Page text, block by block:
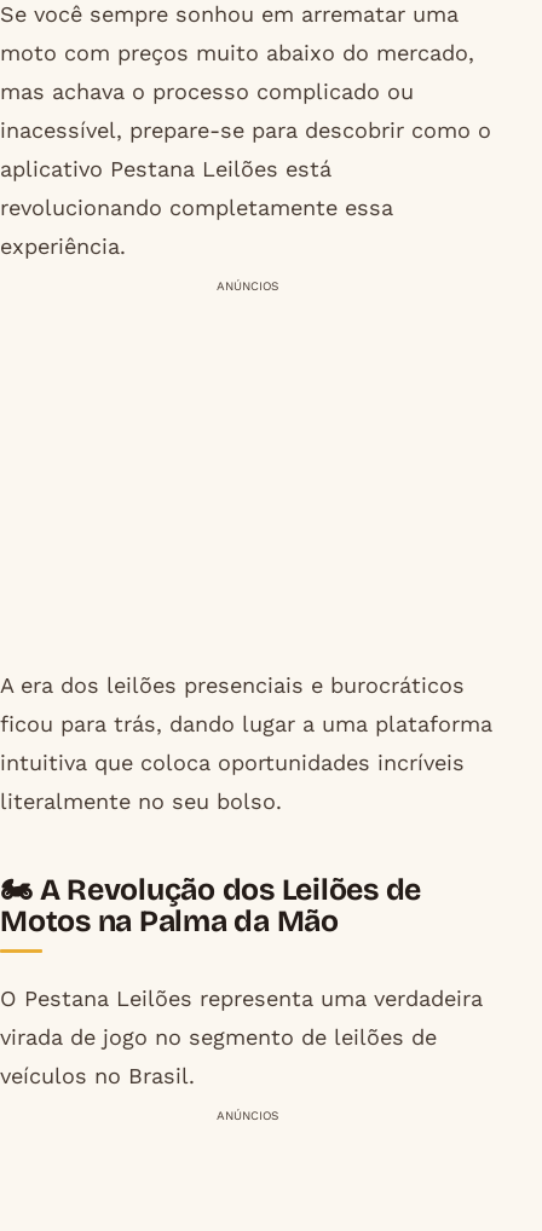
Se você sempre sonhou em arrematar uma
moto com preços muito abaixo do mercado,
mas achava o processo complicado ou
inacessível, prepare-se para descobrir como o
aplicativo Pestana Leilões está
revolucionando completamente essa
experiência.
ANÚNCIOS
A era dos leilões presenciais e burocráticos
ficou para trás, dando lugar a uma plataforma
intuitiva que coloca oportunidades incríveis
literalmente no seu bolso.
🏍️ A Revolução dos Leilões de
Motos na Palma da Mão
O Pestana Leilões representa uma verdadeira
virada de jogo no segmento de leilões de
veículos no Brasil.
ANÚNCIOS